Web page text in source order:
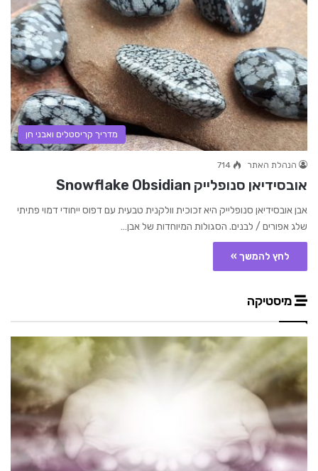
מדריך קריסטלים ואבני חן
הנהלת האתר 714
אובסידיאן סנופלייק Snowflake Obsidian
אבן אובסידיאן סנופלייק היא זכוכית וולקנית טבעית עם דפוס ייחודי דמוי פתיתי
שלג אפורים / לבנים. הסגולות המיוחדות של אבן…
לחץ להמשך »
מיסטיקה